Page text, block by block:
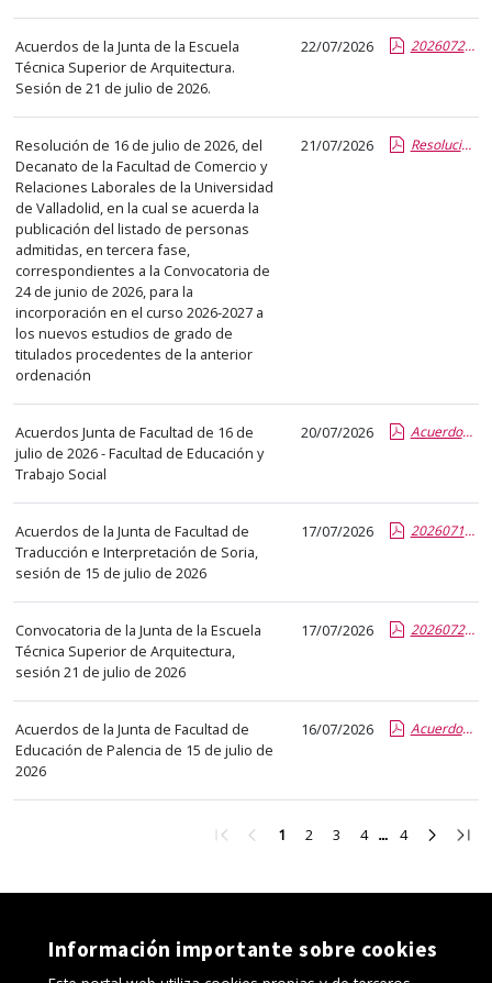
del
anuncio,
en
la
segunda
columna
la
fecha
de
publicación,
en
la
última
columna
el
enlace
que
abre
un
PDF
con
detalle
del
completo.
Acuerdos de la Junta de la Escuela
Técnica Superior de Arquitectura.
Sesión de 21 de julio de 2026.
22/07/2026 20260721-ACUERDOS-JOE.pdf.pdf
Resolución de 16 de julio de 2026, del
Decanato de la Facultad de Comercio y
Relaciones Laborales de la Universidad
de Valladolid, en la cual se acuerda la
publicación del listado de personas
admitidas, en tercera fase,
correspondientes a la Convocatoria de
24 de junio de 2026, para la
incorporación en el curso 2026-2027 a
los nuevos estudios de grado de
titulados procedentes de la anterior
ordenación
21/07/2026 Resolución de Admisión Curso Puente 2026-27 (3ª fase).pdf.pdf
Acuerdos Junta de Facultad de 16 de
julio de 2026 - Facultad de Educación y
Trabajo Social
20/07/2026 Acuerdos 20260716.report.pdf.pdf
Acuerdos de la Junta de Facultad de
Traducción e Interpretación de Soria,
sesión de 15 de julio de 2026
17/07/2026 20260715_EJECUCION DE ACUERDOS JdF.report.pdf.pdf
Convocatoria de la Junta de la Escuela
Técnica Superior de Arquitectura,
sesión 21 de julio de 2026
17/07/2026 20260721-Convocatoria-JOE_v2.report.pdf.pdf
Acuerdos de la Junta de Facultad de
Educación de Palencia de 15 de julio de
2026
16/07/2026 AcuerdosJuntadeFacultad - 15.07.26_F.pdf.pdf
Ir
primera
Ir
página
1 2
página
3
página
4Ir
página
4Ir
página
Ir
página
Ir
Información importante sobre cookies